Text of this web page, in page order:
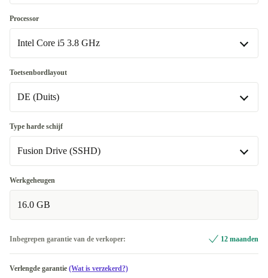
AMD Radeon Pro 575 4 GB
3000 GB
Apple Accessoires
Beschikbaar in andere configuraties
compatibele Accessoires
Processor
Intel Core i5 3.8 GHz
Intel Core i5 3.8 GHz
Beschikbaar in andere configuraties
Intel Core i5 3.4 GHz
Intel Core i7 4.2 GHz
Toetsenbordlayout
DE (Duits)
DE (Duits)
Beschikbaar in andere configuraties
US (VS-Engels)
FR (Frans)
Type harde schijf
Fusion Drive (SSHD)
Fusion Drive (SSHD)
Beschikbaar in andere configuraties
SSD
Werkgeheugen
16.0 GB
Inbegrepen garantie van de verkoper: 12 maanden
Verlengde garantie (Wat is verzekerd?)